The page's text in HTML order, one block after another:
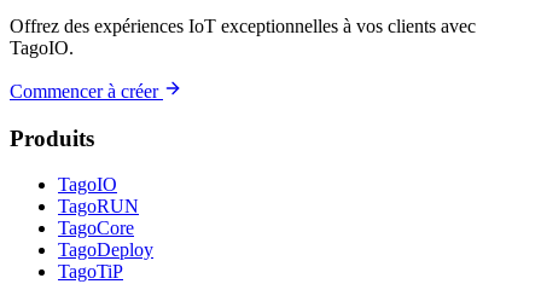
Offrez des expériences IoT exceptionnelles à vos clients avec
TagoIO.
Commencer à créer
Produits
TagoIO
TagoRUN
TagoCore
TagoDeploy
TagoTiP